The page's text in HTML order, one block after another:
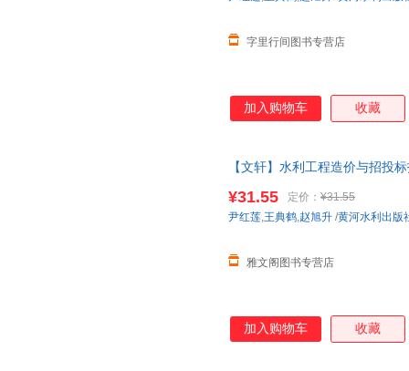
字里行间图书专营店
加入购物车 收藏
【文轩】水利工程造价与招投
¥31.55 定价： ¥31.55
雅文阁图书专营店
尹红莲,王典鹤,赵旭升 /黄河水利出版
加入购物车 收藏